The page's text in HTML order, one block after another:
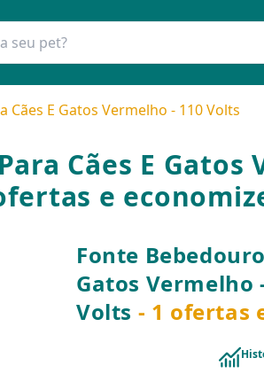
E Gatos Vermelho - 110 Volts
Cães E Gatos
e
Fonte
Gatos Vermelho
Volts - 1 ofertas